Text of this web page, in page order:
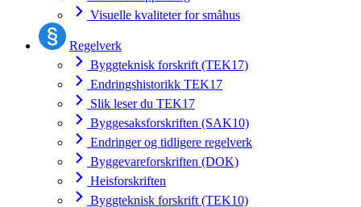
Visuelle kvaliteter for småhus
Regelverk
Byggteknisk forskrift (TEK17)
Endringshistorikk TEK17
Slik leser du TEK17
Byggesaksforskriften (SAK10)
Endringer og tidligere regelverk
Byggevareforskriften (DOK)
Heisforskriften
Byggteknisk forskrift (TEK10)